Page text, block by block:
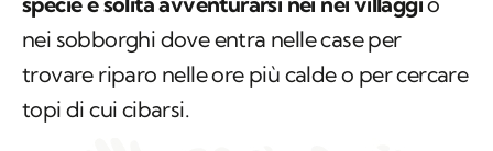
nei sobborghi dove entra nelle case per
trovare riparo nelle ore più calde o per cercare
topi di cui cibarsi.